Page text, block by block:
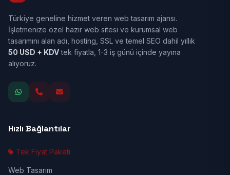
Türkiye geneline hizmet veren web tasarım ajansı.
İşletmenize özel hazır web sitesi ve kurumsal web
tasarımını alan adı, hosting, SSL ve temel SEO dahil yıllık
50 USD + KDVtek fiyatla, 1-3 iş günü içinde yayına
alıyoruz.
Hızlı Bağlantılar
Tek Fiyat Paketi
Web Tasarım